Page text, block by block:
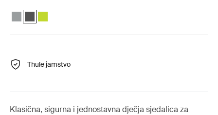
Thule RideAlong Lite 2 Light Gray
Thule RideAlong Lite 2 Dark Gray (selected)
Thule RideAlong Lite 2 Zen Lime
Thule jamstvo
Klasična, sigurna i jednostavna dječja sjedalica za